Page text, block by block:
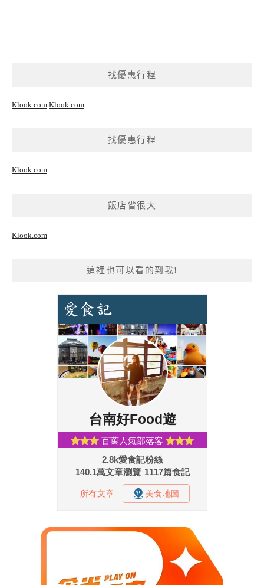
找優惠行程
Klook.com Klook.com
找優惠行程
Klook.com
飯店省很大
Klook.com
這裡也可以看的到我!